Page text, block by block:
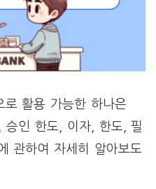
로 활용 가능한 하나은
승인 한도, 이자, 한도, 필
관하여 자세히 알아보도